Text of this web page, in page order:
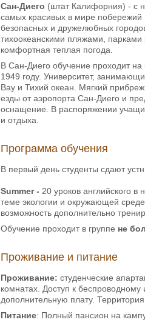
Сан-Диего (штат Калифорния) - с
самых красивых в мире побережий
безопасных и дружелюбных
тихоокеанскими пляжами, парками
комфортная теплая погода.
В Сан-Диего обучение проходит на
1949 году. Университет,
Bay и Тихий океан. Мягкий
езды от аэропорта Сан-Диего и
оснащение. В распоряжении
и отдыха.
Программа обучения
В первый день студенты сдают
Summer - 20 уроков английского
теме экологии и окружающей
возможность дополнительно
Обучение проходит в группе не
Проживание и питание
Проживание: студенческие
комнатах. Доступ к
дополнительную плату.
Питание: Полный пансион на